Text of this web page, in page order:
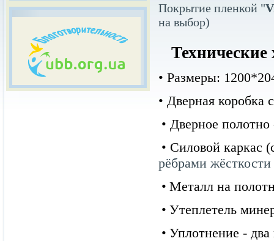
Покрытие пленкой "
на выбор)
Технические
• Размеры:
• Дверная коробка
• Дверное
• Силовой каркас
рёбрами
• Металл на
• Утеплетель
• Уплотнение - два